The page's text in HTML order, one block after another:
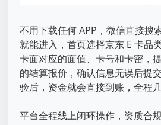
不用下载任何 APP，微信直接搜
就能进入，首页选择京东 E 卡品
卡面对应的面值、卡号和卡密，
的结算报价，确认信息无误后提
验后，资金就会直接到账，全程
平台全程线上闭环操作，资质合